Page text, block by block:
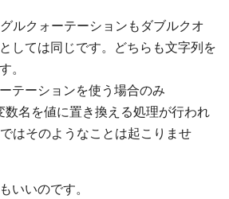
ルクォーテーションもダブルクオ
しては同じです。どちらも文字列を
。
テーションを使う場合のみ
数名を値に置き換える処理が行われ
はそのようなことは起こりませ
いいのです。